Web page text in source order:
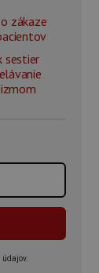
zákaze
sestier